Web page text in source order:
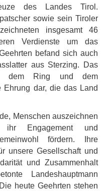
des Landes Tirol.
sowie sein Tiroler
insgesamt 46
Verdienste um das
befand sich auch
aus Sterzing. Das
dem Ring und dem
Ehrung dar, die das Land
Menschen auszeichnen
Engagement und
fördern. Ihre
unsere Gesellschaft und
und Zusammenhalt
Landeshauptmann
heute Geehrten stehen